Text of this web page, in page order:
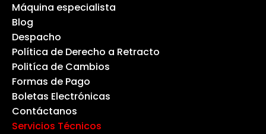
Máquina especialista
Blog
Despacho
Política de Derecho a Retracto
Politíca de Cambios
Formas de Pago
Boletas Electrónicas
Contáctanos
Servicios Técnicos